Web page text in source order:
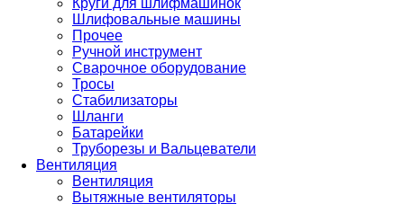
Круги для шлифмашинок
Шлифовальные машины
Прочее
Ручной инструмент
Сварочное оборудование
Тросы
Стабилизаторы
Шланги
Батарейки
Труборезы и Вальцеватели
Вентиляция
Вентиляция
Вытяжные вентиляторы